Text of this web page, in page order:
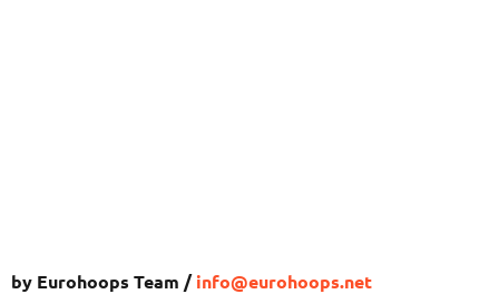
by Eurohoops Team /info@eurohoops.net